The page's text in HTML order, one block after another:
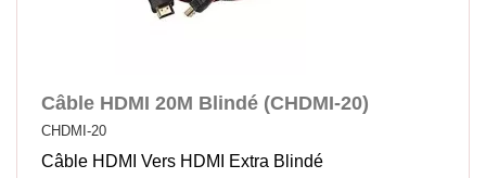
Câble HDMI 20M Blindé (CHDMI-20)
CHDMI-20
Câble HDMI Vers HDMI Extra Blindé